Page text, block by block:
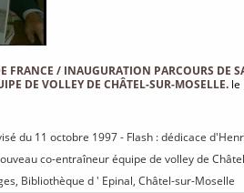
FRANCE / INAUGURATION PARCOURS DE
DE VOLLEY DE CHÂTEL-SUR-MOSELLE. le
du 11 octobre 1997 - Flash : dédicace
co-entraîneur équipe de volley de
Bibliothèque d ' Epinal, Châtel-sur-Moselle